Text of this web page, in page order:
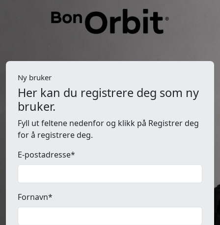
Ny bruker
Her kan du registrere deg som ny
bruker.
Fyll ut feltene nedenfor og klikk på Registrer deg
for å registrere deg.
E-postadresse*
Fornavn*